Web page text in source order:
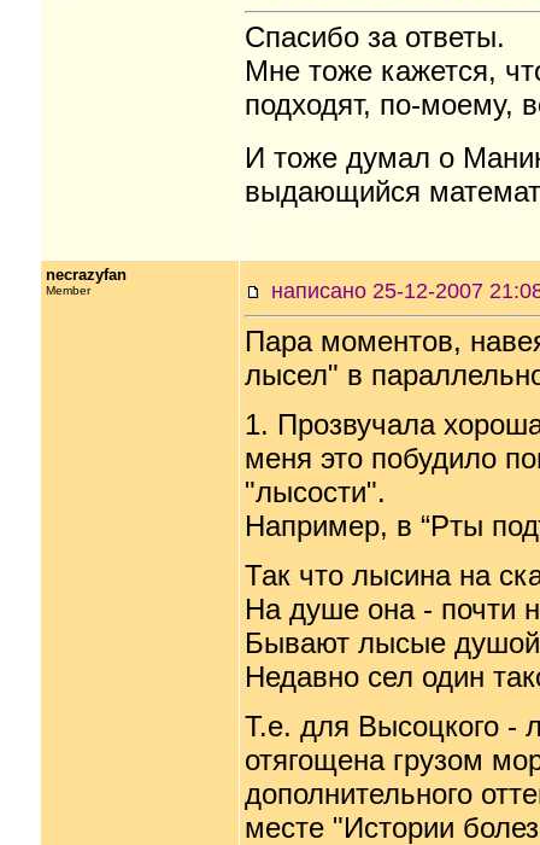
Спасибо за ответы.
Мне тоже кажется,
подходят, по-моему,
И тоже думал о
выдающийся
necrazyfan
Member написано 25-12-2007
Пара моментов,
лысел" в
1. Прозвучала
меня это побудило
"лысости".
Например, в “Рты
Так что лысина на
На душе она - почти
Бывают лысые
Недавно сел один
Т.е. для Высоцкого -
отягощена грузом
дополнительного
месте "Истории